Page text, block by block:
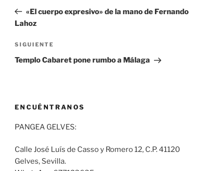
«El cuerpo expresivo» de la mano de Fernando
Lahoz
SIGUIENTE
Templo Cabaret pone rumbo a Málaga
ENCUÉNTRANOS
PANGEA GELVES:
Calle José Luís de Casso y Romero 12, C.P. 41120
Gelves, Sevilla.